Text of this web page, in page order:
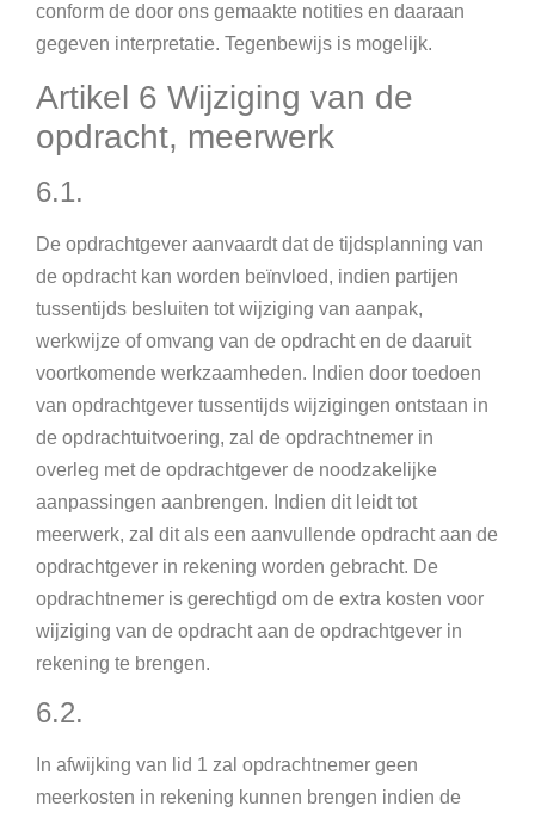
conform de door ons gemaakte notities en daaraan
gegeven interpretatie. Tegenbewijs is mogelijk.
Artikel 6 Wijziging van de
opdracht, meerwerk
6.1.
De opdrachtgever aanvaardt dat de tijdsplanning van
de opdracht kan worden beïnvloed, indien partijen
tussentijds besluiten tot wijziging van aanpak,
werkwijze of omvang van de opdracht en de daaruit
voortkomende werkzaamheden. Indien door toedoen
van opdrachtgever tussentijds wijzigingen ontstaan in
de opdrachtuitvoering, zal de opdrachtnemer in
overleg met de opdrachtgever de noodzakelijke
aanpassingen aanbrengen. Indien dit leidt tot
meerwerk, zal dit als een aanvullende opdracht aan de
opdrachtgever in rekening worden gebracht. De
opdrachtnemer is gerechtigd om de extra kosten voor
wijziging van de opdracht aan de opdrachtgever in
rekening te brengen.
6.2.
In afwijking van lid 1 zal opdrachtnemer geen
meerkosten in rekening kunnen brengen indien de